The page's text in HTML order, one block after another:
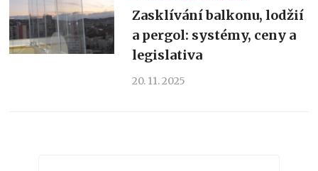
Zasklívání balkonu, lodžií
a pergol: systémy, ceny a
legislativa
20. 11. 2025